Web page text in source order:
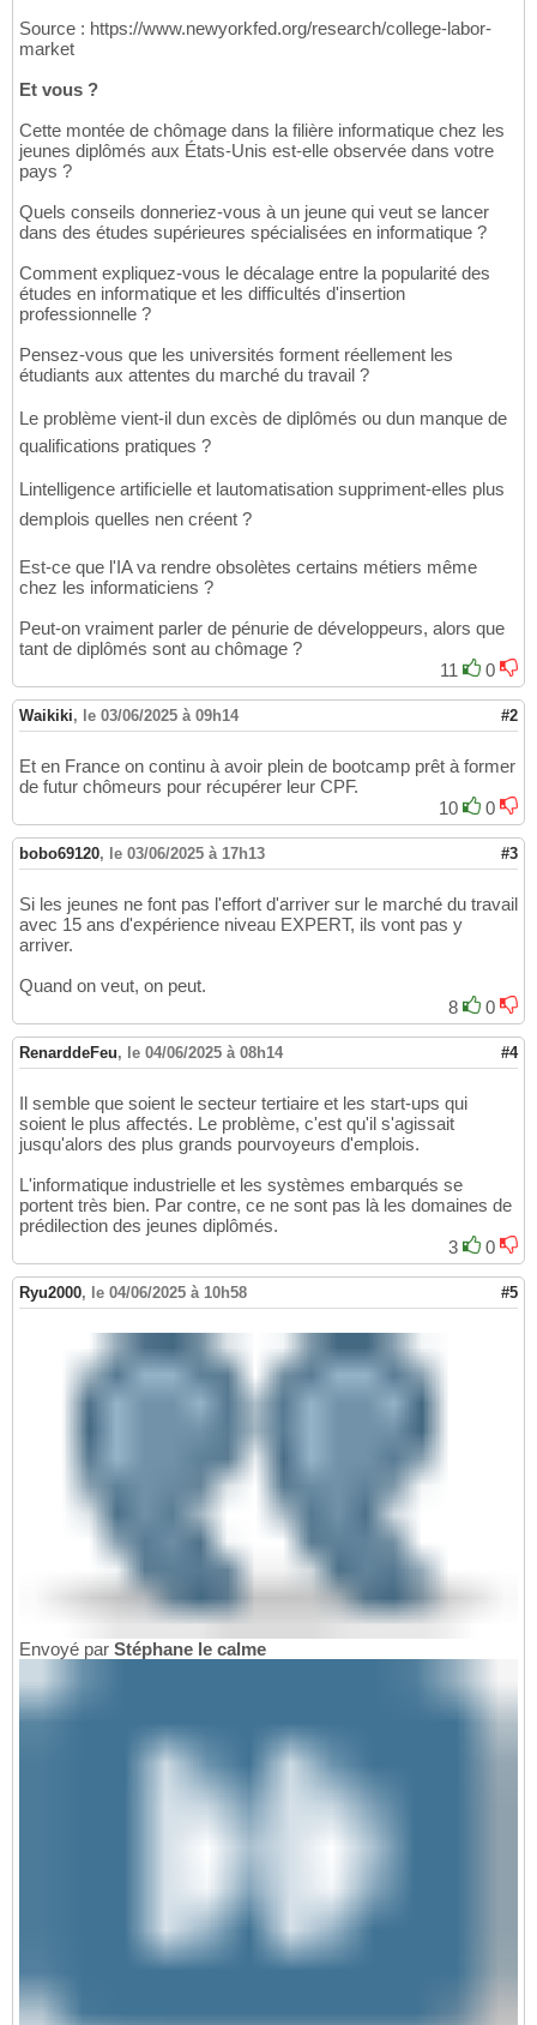
Source : https://www.newyorkfed.org/research/college-labor-
market
Et vous ?
Cette montée de chômage dans la filière informatique chez les
jeunes diplômés aux États-Unis est-elle observée dans votre
pays ?
Quels conseils donneriez-vous à un jeune qui veut se lancer
dans des études supérieures spécialisées en informatique ?
Comment expliquez-vous le décalage entre la popularité des
études en informatique et les difficultés d'insertion
professionnelle ?
Pensez-vous que les universités forment réellement les
étudiants aux attentes du marché du travail ?
Le problème vient-il dun excès de diplômés ou dun manque de
qualifications pratiques ?
Lintelligence artificielle et lautomatisation suppriment-elles plus
demplois quelles nen créent ?
Est-ce que l'IA va rendre obsolètes certains métiers même
chez les informaticiens ?
Peut-on vraiment parler de pénurie de développeurs, alors que
tant de diplômés sont au chômage ?
11
0
Waikiki, le 03/06/2025 à 09h14 #2
Et en France on continu à avoir plein de bootcamp prêt à former
de futur chômeurs pour récupérer leur CPF.
10
0
bobo69120, le 03/06/2025 à 17h13 #3
Si les jeunes ne font pas l'effort d'arriver sur le marché du travail
avec 15 ans d'expérience niveau EXPERT, ils vont pas y
arriver.
Quand on veut, on peut.
8
0
RenarddeFeu, le 04/06/2025 à 08h14 #4
Il semble que soient le secteur tertiaire et les start-ups qui
soient le plus affectés. Le problème, c'est qu'il s'agissait
jusqu'alors des plus grands pourvoyeurs d'emplois.
L'informatique industrielle et les systèmes embarqués se
portent très bien. Par contre, ce ne sont pas là les domaines de
prédilection des jeunes diplômés.
3
0
Ryu2000, le 04/06/2025 à 10h58 #5
Envoyé par Stéphane le calme